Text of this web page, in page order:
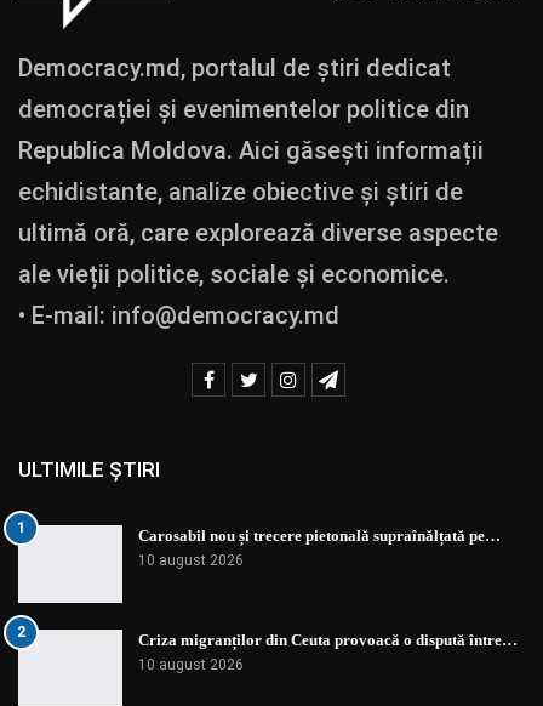
Democracy.md, portalul de știri dedicat
democrației și evenimentelor politice din
Republica Moldova. Aici găsești informații
echidistante, analize obiective și știri de
ultimă oră, care explorează diverse aspecte
ale vieții politice, sociale și economice.
• E-mail: info@democracy.md
ULTIMILE ȘTIRI
1 Carosabil nou și trecere pietonală supraînălțată pe…
10 august 2026
2 Criza migranților din Ceuta provoacă o dispută între…
10 august 2026